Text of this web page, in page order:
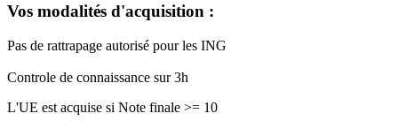
Vos modalités d'acquisition :
Pas de rattrapage autorisé pour les ING
Controle de connaissance sur 3h
L'UE est acquise si Note finale >= 10